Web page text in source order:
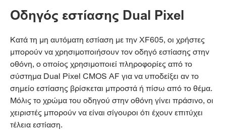
Οδηγός εστίασης Dual Pixel
Κατά τη μη αυτόματη εστίαση με την XF605, οι χρήστες
μπορούν να χρησιμοποιήσουν τον οδηγό εστίασης στην
οθόνη, ο οποίος χρησιμοποιεί πληροφορίες από το
σύστημα Dual Pixel CMOS AF για να υποδείξει αν το
σημείο εστίασης βρίσκεται μπροστά ή πίσω από το θέμα.
Μόλις το χρώμα του οδηγού στην οθόνη γίνει πράσινο, οι
χειριστές μπορούν να είναι σίγουροι ότι έχουν επιτύχει
τέλεια εστίαση.